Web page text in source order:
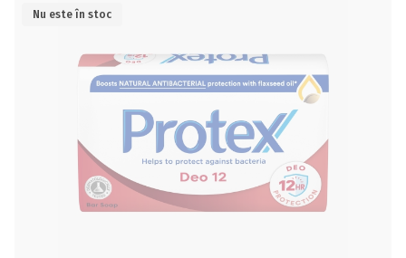
Nu este în stoc